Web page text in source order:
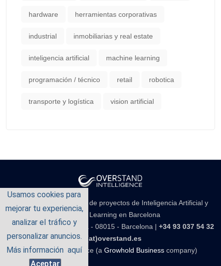
Usamos cookies para
mejorar tu experiencia,
analizar el tráfico y
personalizar anuncios.
Más informaciónaquí
Aceptar
hardware herramientas corporativas
industrial inmobiliarias y real estate
inteligencia artificial machine learning
programación / técnico retail robotica
transporte y logística vision artificial
Empresa de consultoría de proyectos de Inteligencia Artificial y
Machine Learning en Barcelona
Carrer d'Aragó 141, 5è 3a - 08015 - Barcelona | +34 93 037 54 32
-
i(at)overstand.es
Overstand Intelligence (a Growhold Business company)